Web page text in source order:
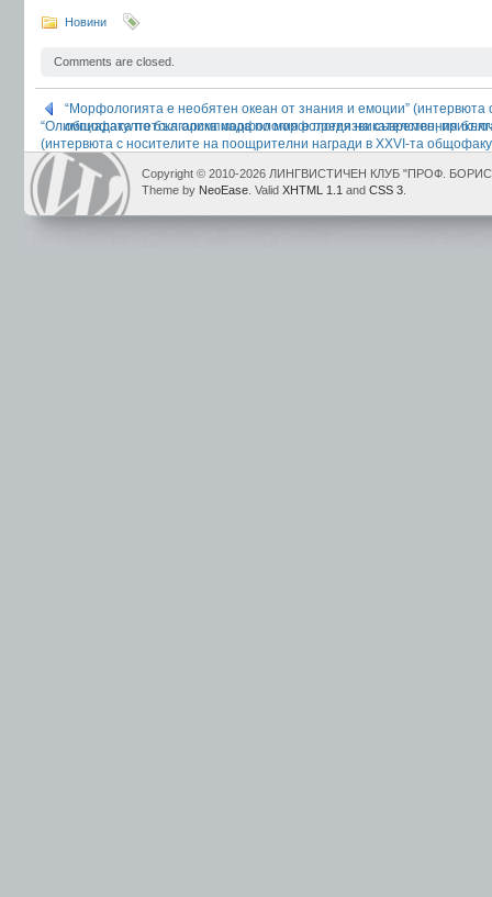
Новини
Comments are closed.
“Морфологията е необятен океан от знания и емоции”
общофакултетска олимпиада по морфология на съвременния
“Олимпиадата по българска морфология е предизвикателство,
(интервюта с носителите на поощрителни награди в XXVI-та
морфология на съвременния български език) – 2. част
Copyright © 2010-2026 ЛИНГВИСТИЧЕН КЛУБ "ПРОФ.
Theme by NeoEase . Valid XHTML 1.1 and CSS 3